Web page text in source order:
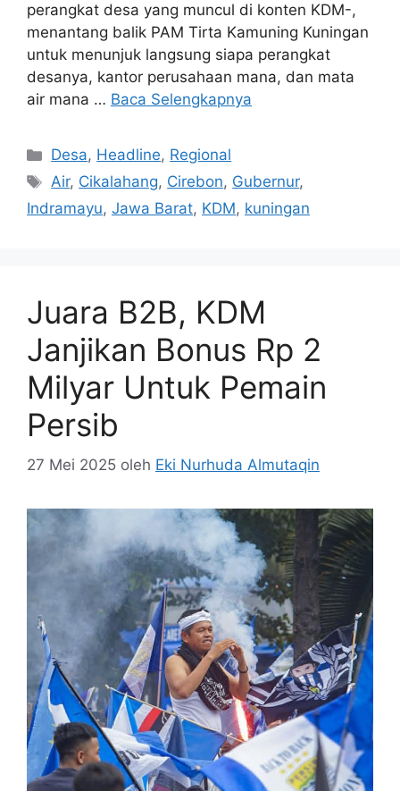
perangkat desa yang muncul di konten KDM-,
menantang balik PAM Tirta Kamuning Kuningan
untuk menunjuk langsung siapa perangkat
desanya, kantor perusahaan mana, dan mata
air mana … Baca Selengkapnya
Kategori
Desa, Headline, Regional
Tag
Air, Cikalahang, Cirebon, Gubernur,
Indramayu, Jawa Barat, KDM, kuningan
Juara B2B, KDM
Janjikan Bonus Rp 2
Milyar Untuk Pemain
Persib
27 Mei 2025 oleh Eki Nurhuda Almutaqin